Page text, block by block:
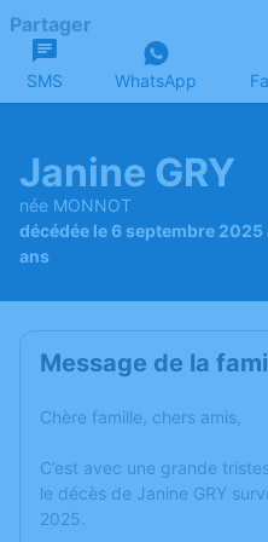
Partager
SMS WhatsApp
Janine GRY
née MONNOT
décédée le 6 septembre 2025
ans
Message de la
Chère famille, chers amis,
C’est avec une grande
le décès de Janine GRY
2025.